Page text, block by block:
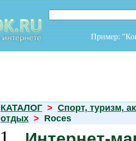
Пример:
КАТАЛОГ > Спорт, туризм,
отдых > Roces